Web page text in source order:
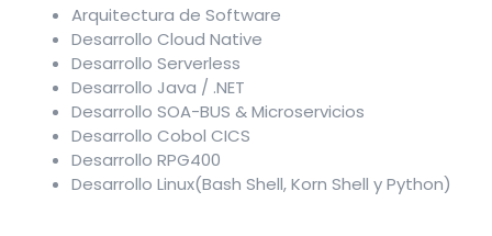
Arquitectura de Software
Desarrollo Cloud Native
Desarrollo Serverless
Desarrollo Java / .NET
Desarrollo SOA-BUS & Microservicios
Desarrollo Cobol CICS
Desarrollo RPG400
Desarrollo Linux(Bash Shell, Korn Shell y Python)